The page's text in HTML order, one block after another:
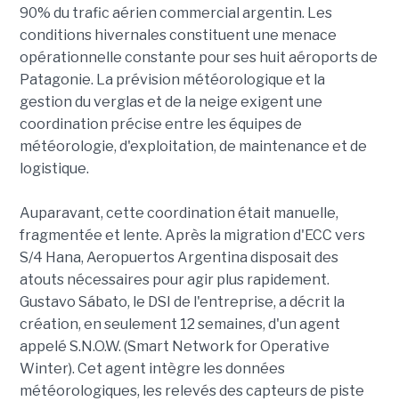
90% du trafic aérien commercial argentin. Les
conditions hivernales constituent une menace
opérationnelle constante pour ses huit aéroports de
Patagonie. La prévision météorologique et la
gestion du verglas et de la neige exigent une
coordination précise entre les équipes de
météorologie, d'exploitation, de maintenance et de
logistique.
Auparavant, cette coordination était manuelle,
fragmentée et lente. Après la migration d'ECC vers
S/4 Hana, Aeropuertos Argentina disposait des
atouts nécessaires pour agir plus rapidement.
Gustavo Sábato, le DSI de l'entreprise, a décrit la
création, en seulement 12 semaines, d'un agent
appelé S.N.O.W. (Smart Network for Operative
Winter). Cet agent intègre les données
météorologiques, les relevés des capteurs de piste